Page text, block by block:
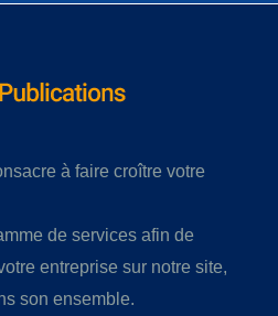
à faire croître votre
de services afin de
entreprise sur notre site,
son ensemble.